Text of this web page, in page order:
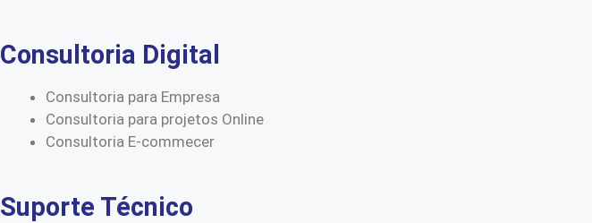
Consultoria Digital
Consultoria para Empresa
Consultoria para projetos Online
Consultoria E-commecer
Suporte Técnico